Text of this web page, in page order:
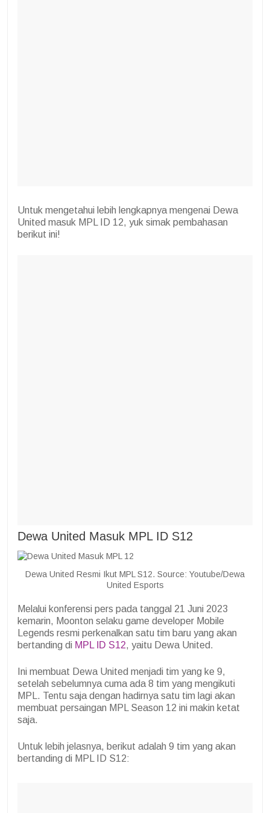
Untuk mengetahui lebih lengkapnya mengenai Dewa
United masuk MPL ID 12, yuk simak pembahasan
berikut ini!
Dewa United Masuk MPL ID S12
Dewa United Resmi Ikut MPL S12. Source: Youtube/Dewa
United Esports
Melalui konferensi pers pada tanggal 21 Juni 2023
kemarin, Moonton selaku game developer Mobile
Legends resmi perkenalkan satu tim baru yang akan
bertanding di MPL ID S12, yaitu Dewa United.
Ini membuat Dewa United menjadi tim yang ke 9,
setelah sebelumnya cuma ada 8 tim yang mengikuti
MPL. Tentu saja dengan hadirnya satu tim lagi akan
membuat persaingan MPL Season 12 ini makin ketat
saja.
Untuk lebih jelasnya, berikut adalah 9 tim yang akan
bertanding di MPL ID S12: